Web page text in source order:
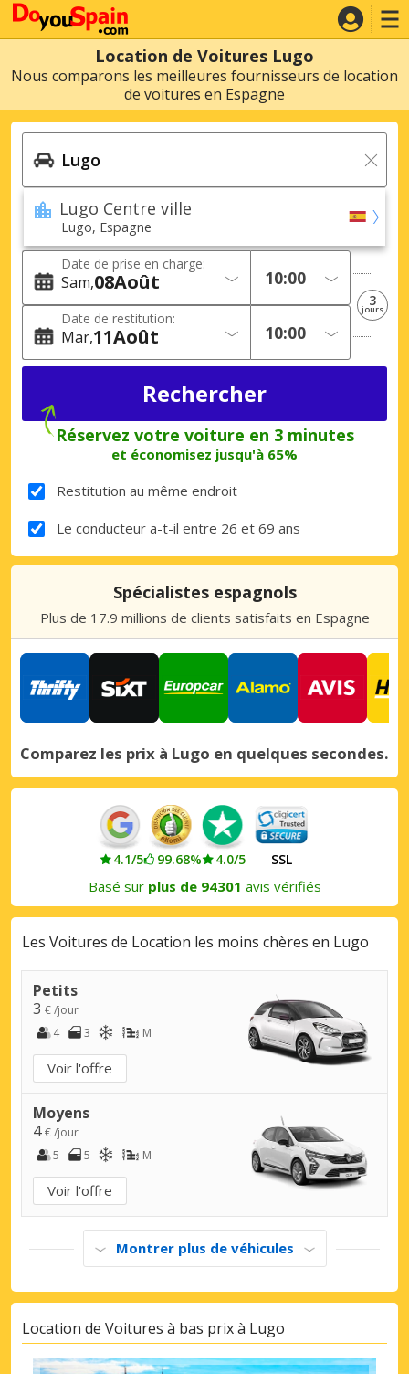
Location de Voitures Lugo
Nous comparons les meilleures fournisseurs de location
de voitures en Espagne
Lugo Centre ville
Lugo, Espagne
Date de prise en charge:
Sam 08Août
Date de restitution:
Mar 11Août
3
jours
Réservez votre voiture en 3 minutes
et économisez jusqu'à 65%
Restitution au même endroit
Le conducteur a-t-il entre 26 et 69 ans
Spécialistes espagnols
Plus de 17.9 millions de clients satisfaits en Espagne
Comparez les prix à Lugo en quelques secondes.
4.1/5 99.68% 4.0/5 SSL
Basé sur plus de 94301 avis vérifiés
Les Voitures de Location les moins chères en Lugo
Petits
3 € /jour
4
3 M
Voir l'offre
Moyens
4€ /jour
5
5 M
Voir l'offre
Montrer plus de véhicules
Location de Voitures à bas prix à Lugo